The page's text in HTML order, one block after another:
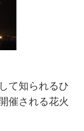
て知られるひ
催される花火